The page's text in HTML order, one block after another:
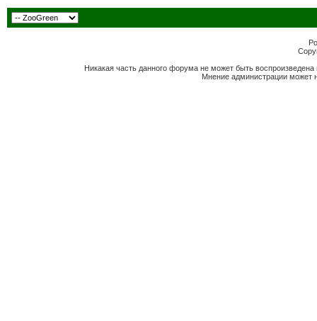
Никакая часть данного форума не может быть
Мнение администрации может